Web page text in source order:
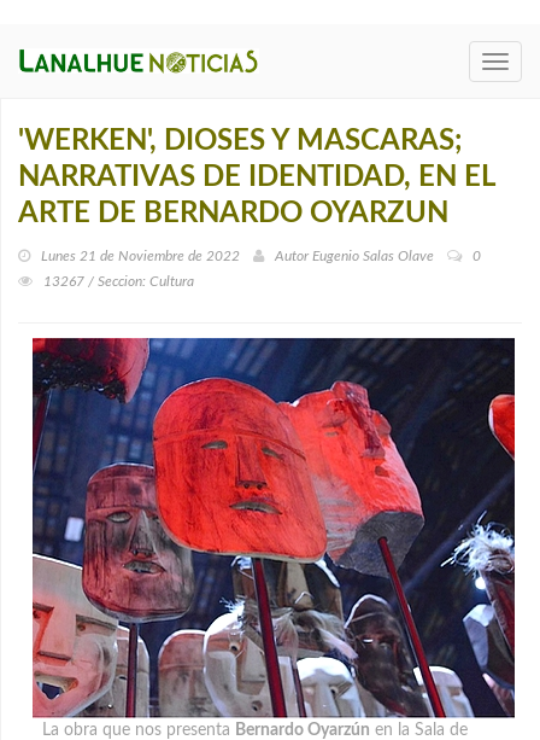
'WERKEN', DIOSES Y MASCARAS;
NARRATIVAS DE IDENTIDAD, EN EL
ARTE DE BERNARDO OYARZUN
Lunes 21 de Noviembre de 2022 Autor Eugenio Salas Olave
0
13267 / Seccion: Cultura
La obra que nos presenta Bernardo Oyarzún en la Sala de